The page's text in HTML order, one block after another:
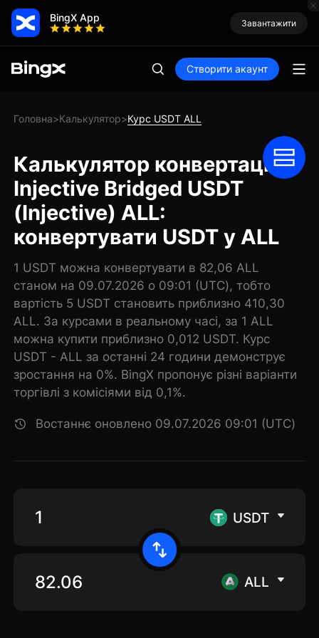
BingX App Завантажити
Створити акаунт
Головна>Калькулятор>Курс USDT ALL
Калькулятор конвертації
Injective Bridged USDT
(Injective) ALL:
конвертувати USDT у ALL
1 USDT можна конвертувати в 82,06 ALL
станом на 09.07.2026 о 09:01 (UTC), тобто
вартість 5 USDT становить приблизно 410,30
ALL. За курсами в реальному часі, за 1 ALL
можна купити приблизно 0,012 USDT. Курс
USDT - ALL за останні 24 години демонструє
зростання на 0%. BingX пропонує різні варіанти
торгівлі з комісіями від 0,1%.
Востаннє оновлено 09.07.2026 09:01 (UTC)
USDT
ALL